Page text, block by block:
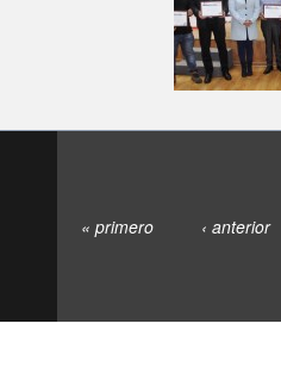
« primero ‹ anterior